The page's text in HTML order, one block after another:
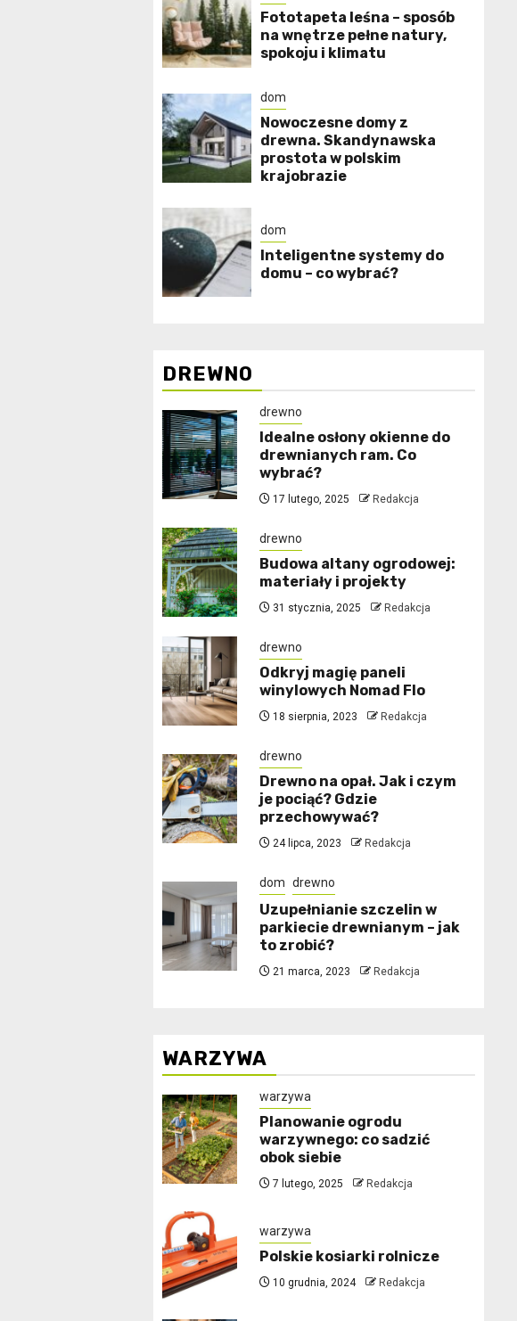
​Fototapeta leśna – sposób
na wnętrze pełne natury,
spokoju i klimatu
dom
Nowoczesne domy z
drewna. Skandynawska
prostota w polskim
krajobrazie
dom
Inteligentne systemy do
domu – co wybrać?
DREWNO
drewno
Idealne osłony okienne do
drewnianych ram. Co
wybrać?
17 lutego, 2025 Redakcja
drewno
Budowa altany ogrodowej:
materiały i projekty
31 stycznia, 2025 Redakcja
drewno
Odkryj magię paneli
winylowych Nomad Flo
18 sierpnia, 2023 Redakcja
drewno
Drewno na opał. Jak i czym
je pociąć? Gdzie
przechowywać?
24 lipca, 2023 Redakcja
dom drewno
Uzupełnianie szczelin w
parkiecie drewnianym – jak
to zrobić?
21 marca, 2023 Redakcja
WARZYWA
warzywa
Planowanie ogrodu
warzywnego: co sadzić
obok siebie
7 lutego, 2025 Redakcja
warzywa
Polskie kosiarki rolnicze
10 grudnia, 2024 Redakcja